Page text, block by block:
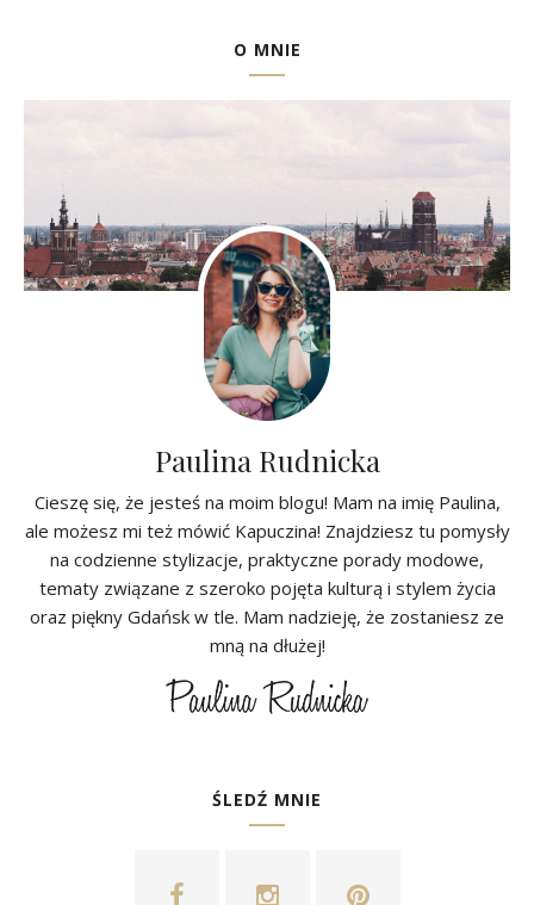
O MNIE
Paulina Rudnicka
Cieszę się, że jesteś na moim blogu! Mam na imię Paulina,
ale możesz mi też mówić Kapuczina! Znajdziesz tu pomysły
na codzienne stylizacje, praktyczne porady modowe,
tematy związane z szeroko pojęta kulturą i stylem życia
oraz piękny Gdańsk w tle. Mam nadzieję, że zostaniesz ze
mną na dłużej!
ŚLEDŹ MNIE